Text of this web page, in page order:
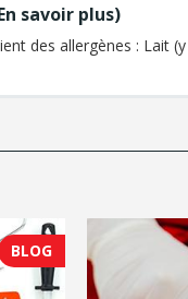
savoir plus)
des allergènes : Lait
BLOG